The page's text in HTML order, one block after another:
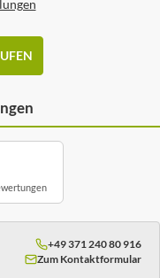
+49 371 240 80 916
Zum Kontaktformular